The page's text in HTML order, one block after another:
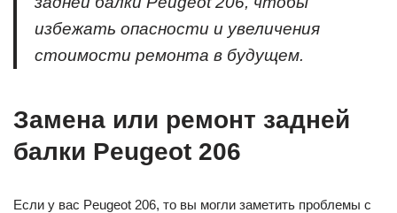
избежать опасности и увеличения
стоимости ремонта в будущем.
Замена или ремонт задней
балки Peugeot 206
Если у вас Peugeot 206, то вы могли заметить проблемы с